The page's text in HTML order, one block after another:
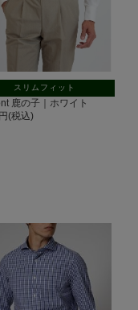
スリムフィット
鹿の子｜ホワイト
(税込)